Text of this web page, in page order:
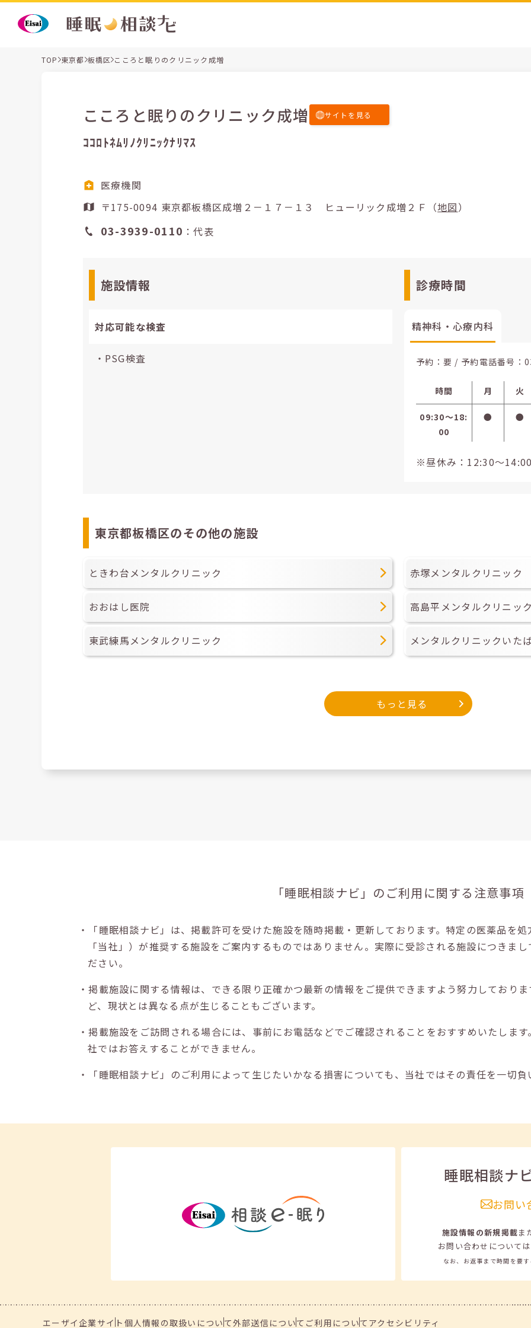
TOP 東京都 板橋区 こころと眠りのクリニック成増
こころと眠りのクリニック成増 サイトを見る
ｺｺﾛﾄﾈﾑﾘﾉｸﾘﾆｯｸﾅﾘﾏｽ
医療機関
〒175-0094 東京都板橋区成増２－１７－１３ ヒューリック成増２Ｆ（地図）
03-3939-0110 ：代表
施設情報
対応可能な検査
・PSG検査
診療時間
精神科・心療内科
予約：要 / 予約電話番号：
時間 月 火
09:30〜18:
00
● ●
※昼休み：12:30～
東京都板橋区のその他の施設
ときわ台メンタルクリニック 赤塚メンタルクリニック
おおはし医院 高島平メンタルクリニッ
東武練馬メンタルクリニック メンタルクリニックいた
もっと見る
「睡眠相談ナビ」の ご利用に関する注意事項
・「睡眠相談ナビ」は、掲載許可を受けた施設を随時掲載・更新しております。特定の医薬品を
「当社」）が推奨する施設をご案内するものではありません。実際に受診される施設につきま
ださい。
・掲載施設に関する情報は、できる限り正確かつ最新の情報をご提供できますよう努力しており
ど、現状とは異なる点が生じることもございます。
・掲載施設をご訪問される場合には、事前にお電話などでご確認されることをおすすめいたしま
社ではお答えすることができません。
・「睡眠相談ナビ」のご利用によって生じたいかなる損害についても、当社ではその責任を一切
睡眠相談ナ
お問い
施設情報の新規掲載ま
お問い合わせについて
なお、お返事まで時間を要
エーザイ企業サイト 個人情報の取扱いについて外部送信について ご利用について アクセシビリティ